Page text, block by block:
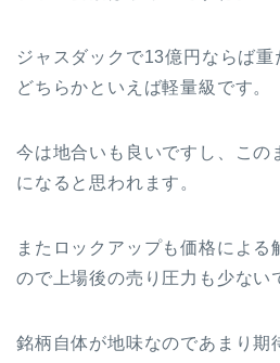
ジャスダックで13億円ならば重
どちらかといえば軽量級です。
今は地合いも良いですし、この
になると思われます。
またロックアップも価格による
ので上場後の売り圧力も少ない
銘柄自体が地味なのであまり期